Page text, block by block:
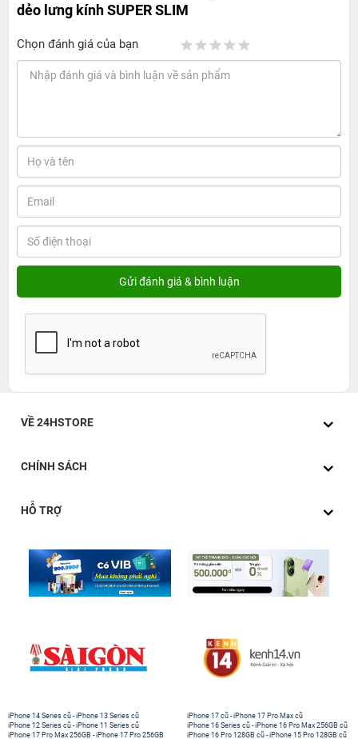
dẻo lưng kính SUPER SLIM
Chọn đánh giá của bạn
VỀ 24HSTORE
CHÍNH SÁCH
HỖ TRỢ
iPhone 14 Series cũ -iPhone 13 Series cũ
iPhone 12 Series cũ -iPhone 11 Series cũ
iPhone 17 Pro Max 256GB -iPhone 17 Pro 256GB
iPhone 17 cũ -iPhone 17 Pro Max cũ
iPhone 16 Series cũ - iPhone 16 Pro Max 256GB cũ
iPhone 16 Pro 128GB cũ -iPhone 15 Pro 128GB cũ